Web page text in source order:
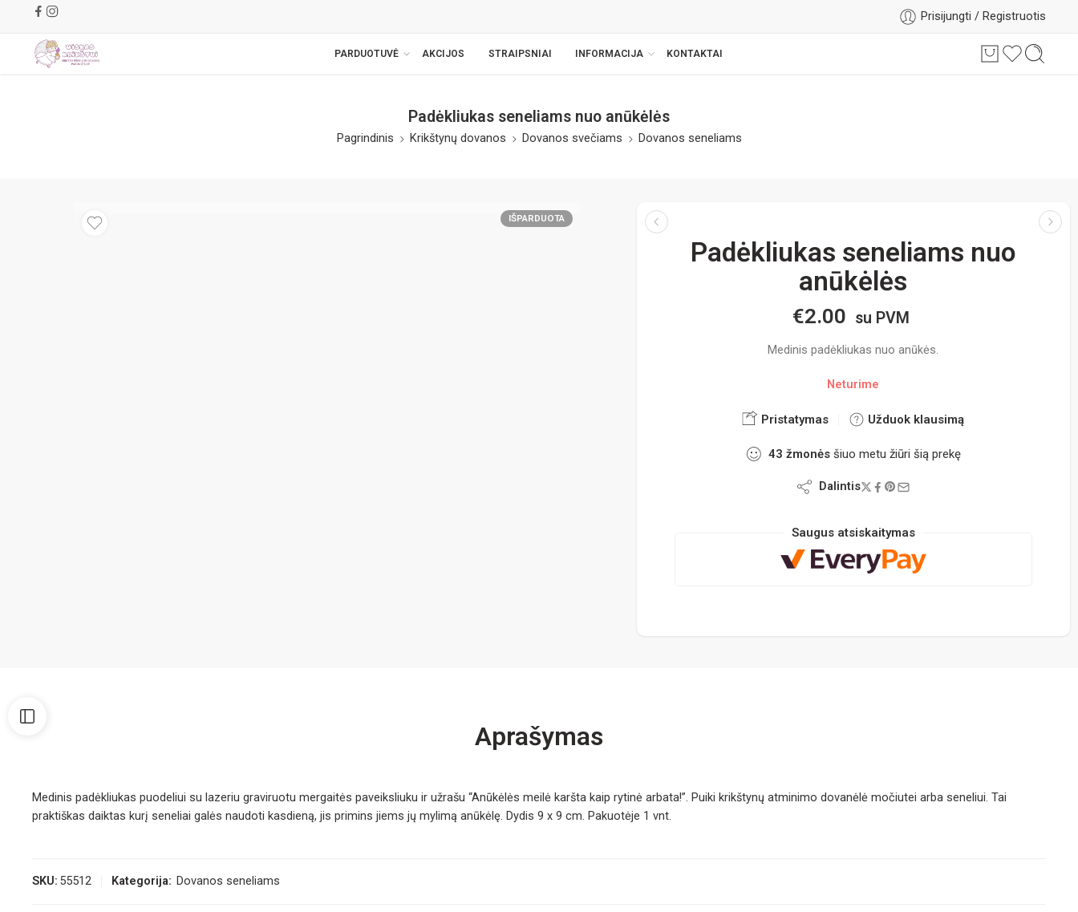
Prisijungti / Registruotis
PARDUOTUVĖ AKCIJOS STRAIPSNIAI INFORMACIJA KONTAKTAI
Padėkliukas seneliams nuo anūkėlės
Pagrindinis Krikštynų dovanos Dovanos svečiams Dovanos seneliams
IŠPARDUOTA
Padėkliukas seneliams nuo
anūkėlės
€2.00 su PVM
Medinis padėkliukas nuo anūkės.
Neturime
Pristatymas Užduok klausimą
43 žmonėsšiuo metu žiūri šią prekę
Dalintis
Saugus atsiskaitymas
Aprašymas
Medinis padėkliukas puodeliui su lazeriu graviruotu mergaitės paveiksliuku ir užrašu “Anūkėlės meilė karšta kaip rytinė arbata!”. Puiki krikštynų atminimo dovanėlė močiutei arba seneliui. Tai
praktiškas daiktas kurį seneliai galės naudoti kasdieną, jis primins jiems jų mylimą anūkėlę. Dydis 9 x 9 cm. Pakuotėje 1 vnt.
SKU: 55512 Kategorija: Dovanos seneliams